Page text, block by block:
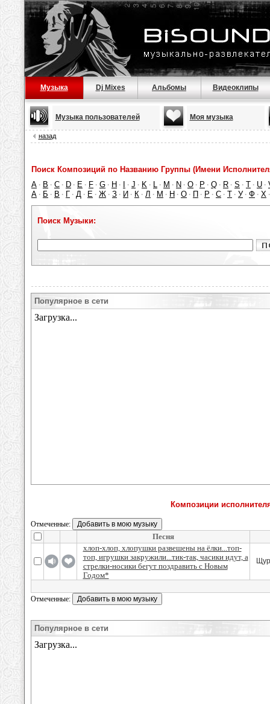
Музыка Dj Mixes Альбомы Видеоклипы
Музыка пользователей Моя музыка
назад
Поиск Композиций по Названию Группы (Имени
A · B · C · D · E · F · G · H · · J · K · L · M · N · O · P · Q · R · S · T · U ·
А · Б · В · Г · Д · Е · Ж · З · И · К · Л · М · Н · О · П · Р · С · Т · У · Ф · Х
Поиск Музыки:
Популярное в сети
Композиции
Отмеченные:
Песня
хлоп-хлоп, хлопушки развешены на ёлки...топ-
топ, игрушки закружили...тик-так, часики идут, а
стрелки-носики бегут поздравить с Новым
Годом*
Отмеченные:
Популярное в сети